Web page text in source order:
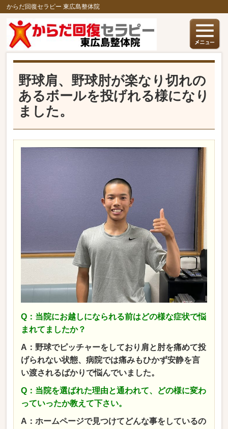
からだ回復セラピー 東広島整体院
野球肩、野球肘が楽なり切れの
あるボールを投げれる様になり
ました。
Q：当院にお越しになられる前はどの様な症状で悩
まれてましたか？
A：野球でピッチャーをしており肩と肘を痛めて投
げられない状態、病院では痛みもひかず安静を言
い渡されるばかりで悩んでいました。
Q：当院を選ばれた理由と通われて、どの様に変わ
っていったか教えて下さい。
A：ホームページで見つけてどんな事をしているの